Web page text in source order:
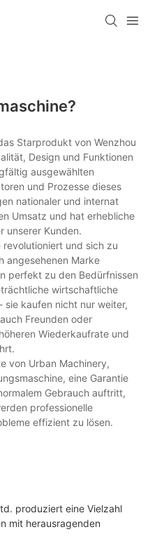
Starprodukt von Wenzhou
Design und Funktionen
ausgewählten
und Prozesse dieses
nationaler und internat
Umsatz und hat erhebliche
unserer Kunden.
und sich zu
angesehenen Marke
perfekt zu den Bedürfnissen
wirtschaftliche
sie kaufen nicht nur weiter,
Freunden oder
Wiederkaufrate und
von Urban Machinery,
eine Garantie
Gebrauch auftritt,
professionelle
effizient zu lösen.
produziert eine Vielzahl
mit herausragenden